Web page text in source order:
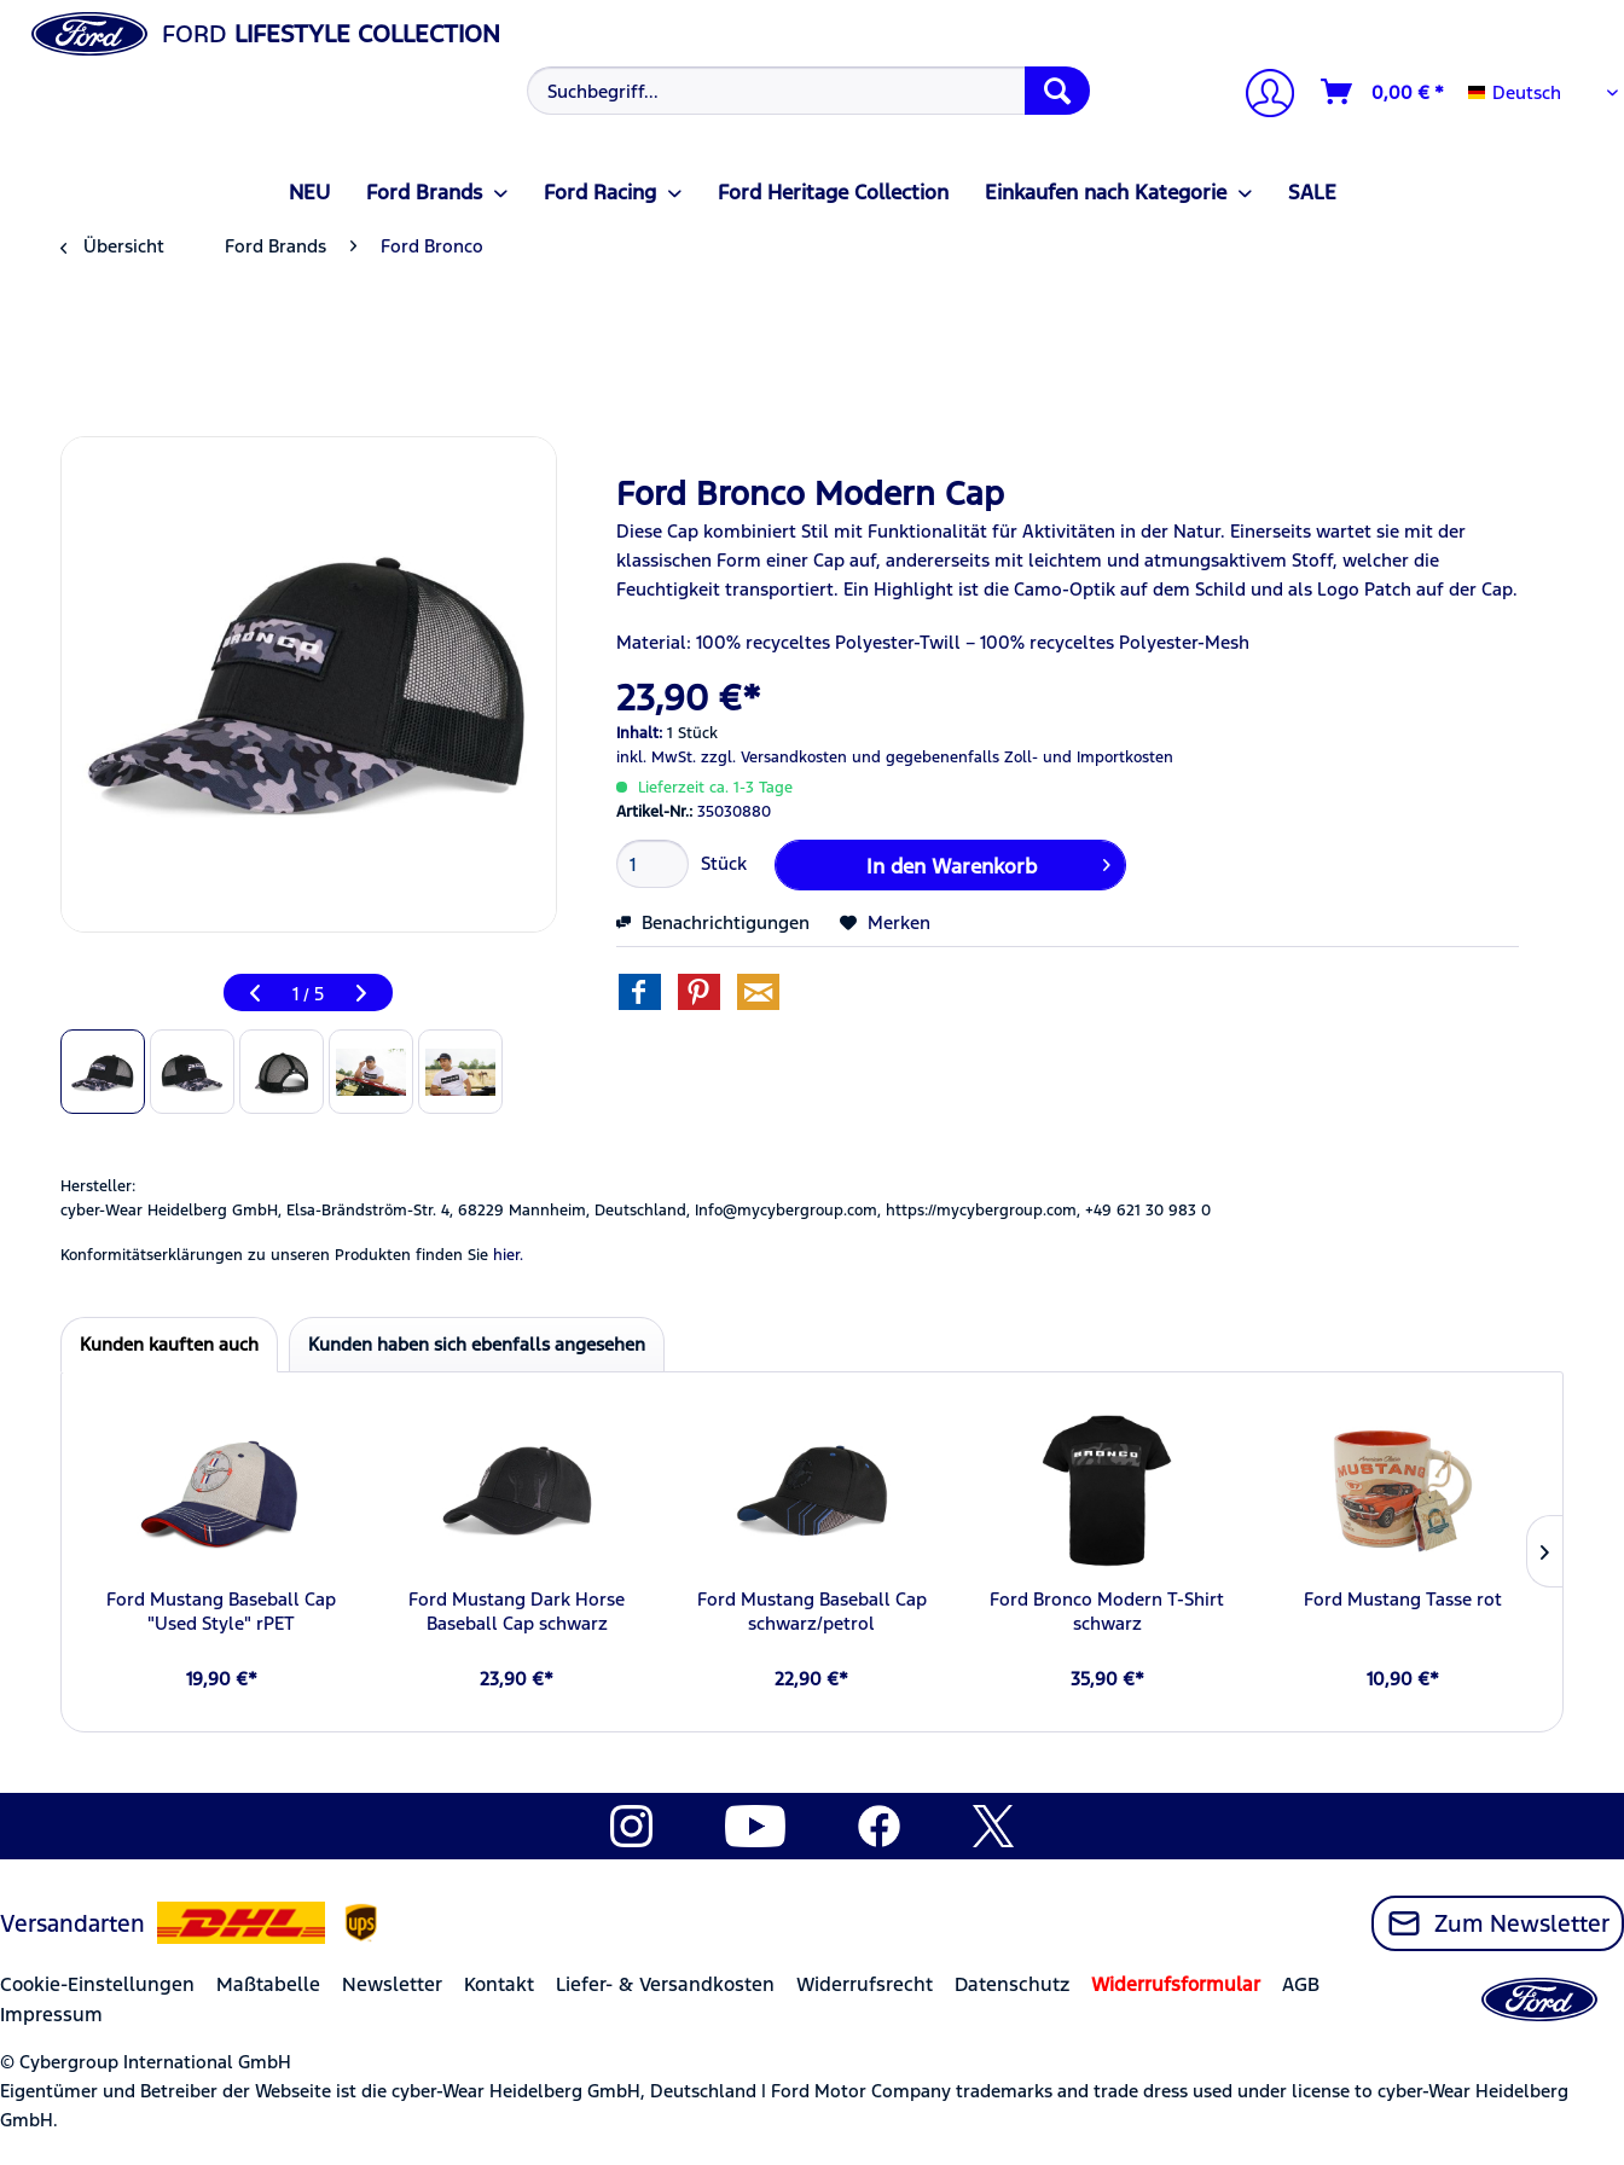
FORD LIFESTYLE COLLECTION
0,00 € * Deutsch
Deutsch
NEU Ford Brands Ford Racing Ford Heritage Collection Einkaufen nach Kategorie SALE
Übersicht Ford Brands Ford Bronco
1 / 5
Ford Bronco Modern Cap
Diese Cap kombiniert Stil mit Funktionalität für Aktivitäten in der Natur. Einerseits wartet sie mit der
klassischen Form einer Cap auf, andererseits mit leichtem und atmungsaktivem Stoff, welcher die
Feuchtigkeit transportiert. Ein Highlight ist die Camo-Optik auf dem Schild und als Logo Patch auf der Cap.
Material: 100% recyceltes Polyester-Twill – 100% recyceltes Polyester-Mesh
23,90 €*
Inhalt:1 Stück
inkl. MwSt.zzgl. Versandkosten und gegebenenfalls Zoll- und Importkosten
Lieferzeit ca. 1-3 Tage
Artikel-Nr.:35030880
Stück In den Warenkorb
Benachrichtigungen Merken
Hersteller:
cyber-Wear Heidelberg GmbH, Elsa-Brändström-Str. 4, 68229 Mannheim, Deutschland, Info@mycybergroup.com, https://mycybergroup.com, +49 621 30 983 0
Konformitätserklärungen zu unseren Produkten finden Sie hier.
Kunden kauften auch Kunden haben sich ebenfalls angesehen
Ford Mustang Baseball Cap
"Used Style" rPET
19,90 €*
Ford Mustang Dark Horse
Baseball Cap schwarz
23,90 €*
Ford Mustang Baseball Cap
schwarz/petrol
22,90 €*
Ford Bronco Modern T-Shirt
schwarz
35,90 €*
Ford Mustang Tasse rot
10,90 €*
Versandarten Zum Newsletter
Cookie-Einstellungen Maßtabelle Newsletter Kontakt Liefer- & Versandkosten Widerrufsrecht Datenschutz Widerrufsformular
AGB
Impressum
© Cybergroup International GmbH
Eigentümer und Betreiber der Webseite ist die cyber-Wear Heidelberg GmbH, Deutschland | Ford Motor Company trademarks and trade dress used under license to cyber-Wear Heidelberg
GmbH.